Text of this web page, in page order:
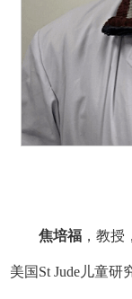
焦培福 ，教
美国St Jude儿童